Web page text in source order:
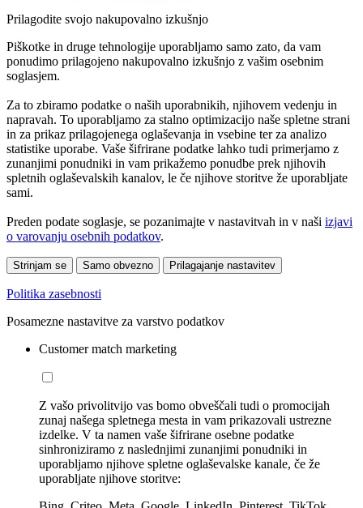
Prilagodite svojo nakupovalno izkušnjo
Piškotke in druge tehnologije uporabljamo samo zato, da vam
ponudimo prilagojeno nakupovalno izkušnjo z vašim osebnim
soglasjem.
Za to zbiramo podatke o naših uporabnikih, njihovem vedenju in
napravah. To uporabljamo za stalno optimizacijo naše spletne strani
in za prikaz prilagojenega oglaševanja in vsebine ter za analizo
statistike uporabe. Vaše šifrirane podatke lahko tudi primerjamo z
zunanjimi ponudniki in vam prikažemo ponudbe prek njihovih
spletnih oglaševalskih kanalov, le če njihove storitve že uporabljate
sami.
Preden podate soglasje, se pozanimajte v nastavitvah in v naši izjavi
o varovanju osebnih podatkov.
Strinjam se Samo obvezno Prilagajanje nastavitev
Politika zasebnosti
Posamezne nastavitve za varstvo podatkov
Customer match marketing
Z vašo privolitvijo vas bomo obveščali tudi o promocijah
zunaj našega spletnega mesta in vam prikazovali ustrezne
izdelke. V ta namen vaše šifrirane osebne podatke
sinhroniziramo z naslednjimi zunanjimi ponudniki in
uporabljamo njihove spletne oglaševalske kanale, če že
uporabljate njihove storitve: